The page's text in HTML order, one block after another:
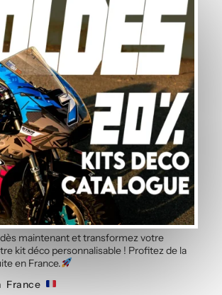
des côtés de réservoir
des dessus de réservoir
des côtés de coque arrière
du dessus de coque arrière
est-il facile à installer ?
kit déco est conçu pour être
par vous-même, avec des
fournies.
résistent-ils aux intempéries ?
nos stickers sont fabriqués pour
à la pluie, à la chaleur et aux
Maintenant !
maintenant et transformez votre
kit déco personnalisable ! Profitez de la
en France.
France